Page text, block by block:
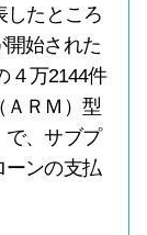
したところ
開始された
４万2144件
ＡＲＭ）型
で、サブプ
ーンの支払